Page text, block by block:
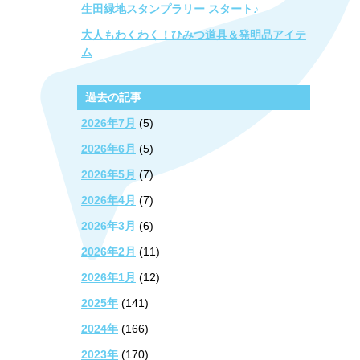
生田緑地スタンプラリー スタート♪
大人もわくわく！ひみつ道具＆発明品アイテ
ム
過去の記事
2026年7月 (5)
2026年6月 (5)
2026年5月 (7)
2026年4月 (7)
2026年3月 (6)
2026年2月 (11)
2026年1月 (12)
2025年 (141)
2024年 (166)
2023年 (170)